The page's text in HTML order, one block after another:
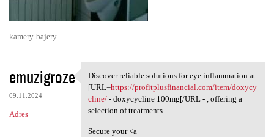
kamery-bajery
K
o
m
e
emuzigroze
09.11.2024
Adres
Discover reliable solutions
Discover reliable solutions for eye inflammation at
[URL=https://profitplusfinancial.com/item/doxycy
cline/- doxycycline 100mg[/URL - , offering a
selection of treatments.
Secure your <a